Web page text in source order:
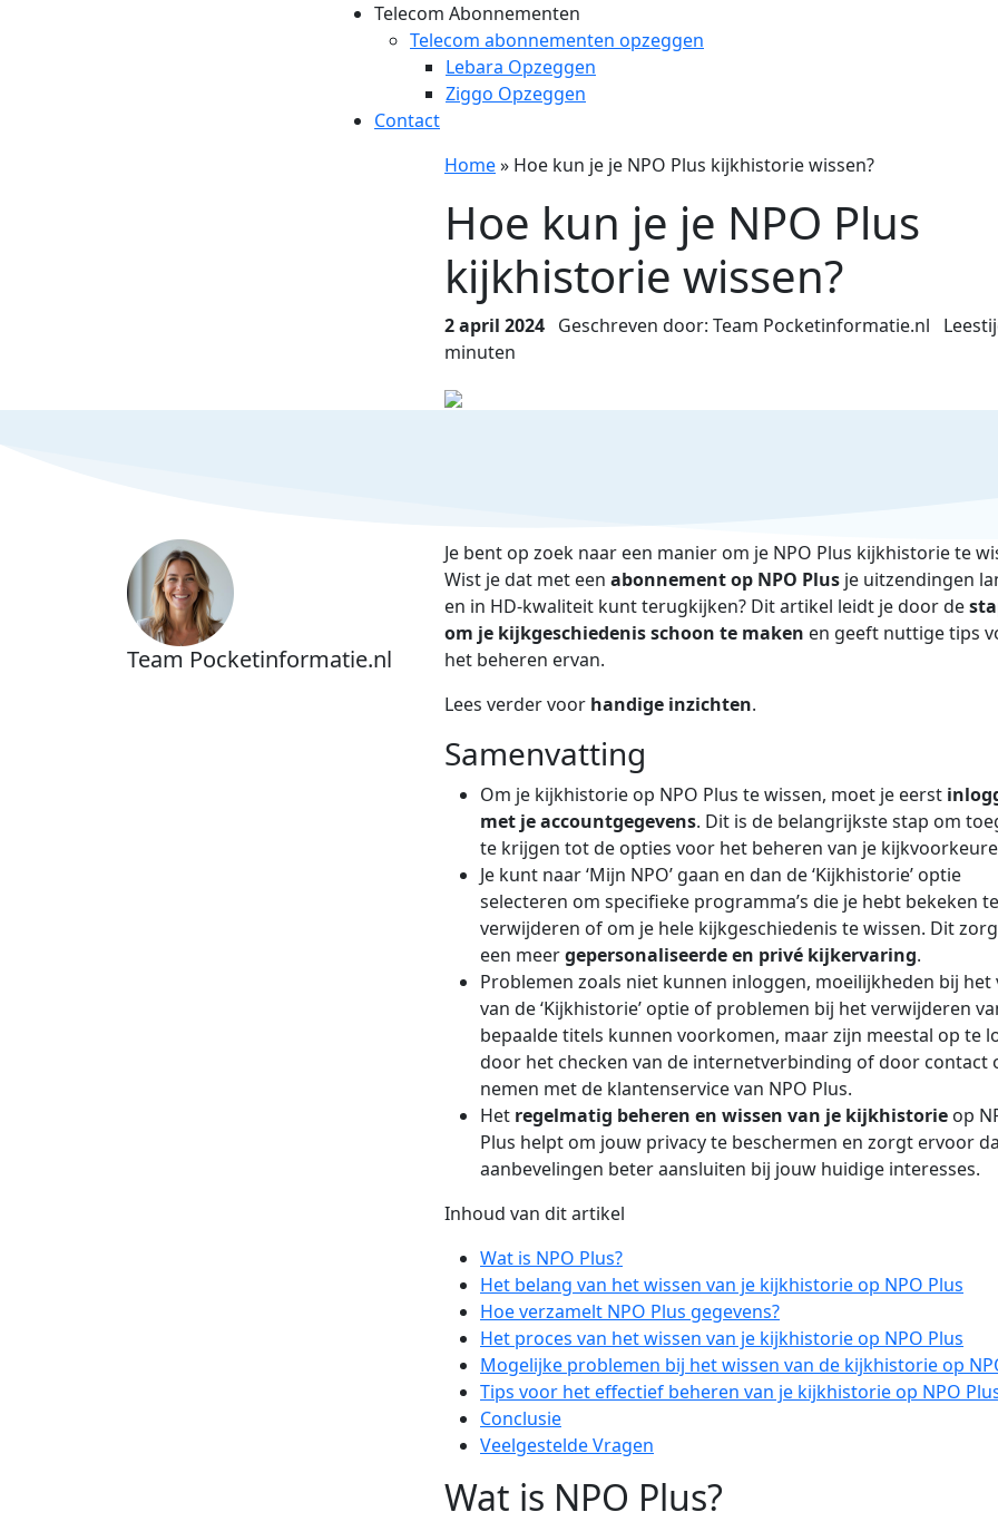
Telecom Abonnementen
Telecom abonnementen opzeggen
Lebara Opzeggen
Ziggo Opzeggen
Contact
Home» Hoe kun je je NPO Plus kijkhistorie wissen?
Hoe kun je je NPO Plus
kijkhistorie wissen?
2 april 2024 Geschreven door: Team Pocketinformatie.nl
minuten
Team Pocketinformatie.nl
Je bent op zoek naar een manier om je NPO Plus kijkhistorie te
Wist je dat met een abonnement op NPO Plus je uitzendingen
en in HD-kwaliteit kunt terugkijken? Dit artikel leidt je door de
om je kijkgeschiedenis schoon te maken en geeft nuttige tips
het beheren ervan.
Lees verder voor handige inzichten.
Samenvatting
Om je kijkhistorie op NPO Plus te wissen, moet je eerst
met je accountgegevens. Dit is de belangrijkste stap om
te krijgen tot de opties voor het beheren van je
Je kunt naar ‘Mijn NPO’ gaan en dan de ‘Kijkhistorie’ optie
selecteren om specifieke programma’s die je hebt bekeken te
verwijderen of om je hele kijkgeschiedenis te wissen. Dit
een meergepersonaliseerde en privé kijkervaring.
Problemen zoals niet kunnen inloggen, moeilijkheden bij het
van de ‘Kijkhistorie’ optie of problemen bij het verwijderen
bepaalde titels kunnen voorkomen, maar zijn meestal op te
door het checken van de internetverbinding of door contact
nemen met de klantenservice van NPO Plus.
Het regelmatig beheren en wissen van je kijkhistorie op
Plus helpt om jouw privacy te beschermen en zorgt ervoor
aanbevelingen beter aansluiten bij jouw huidige interesses.
Inhoud van dit artikel
Wat is NPO Plus?
Het belang van het wissen van je kijkhistorie op NPO Plus
Hoe verzamelt NPO Plus gegevens?
Het proces van het wissen van je kijkhistorie op NPO Plus
Mogelijke problemen bij het wissen van de kijkhistorie op
Tips voor het effectief beheren van je kijkhistorie op NPO
Conclusie
Veelgestelde Vragen
Wat is NPO Plus?